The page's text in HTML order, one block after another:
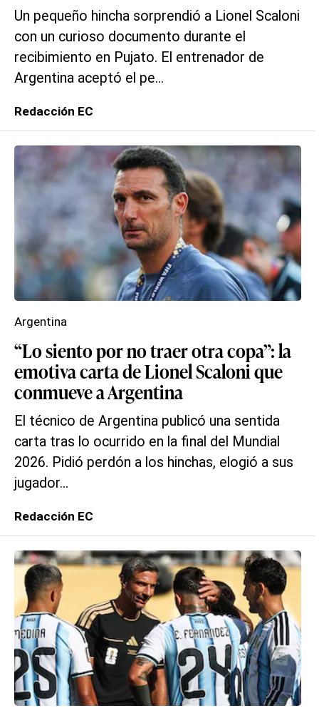
Un pequeño hincha sorprendió a Lionel Scaloni
con un curioso documento durante el
recibimiento en Pujato. El entrenador de
Argentina aceptó el pe...
Redacción EC
“Lo siento por no traer otra copa”: la
emotiva carta de Lionel Scaloni que
conmueve a Argentina
El técnico de Argentina publicó una sentida
carta tras lo ocurrido en la final del Mundial
2026. Pidió perdón a los hinchas, elogió a sus
jugador...
Argentina
Redacción EC